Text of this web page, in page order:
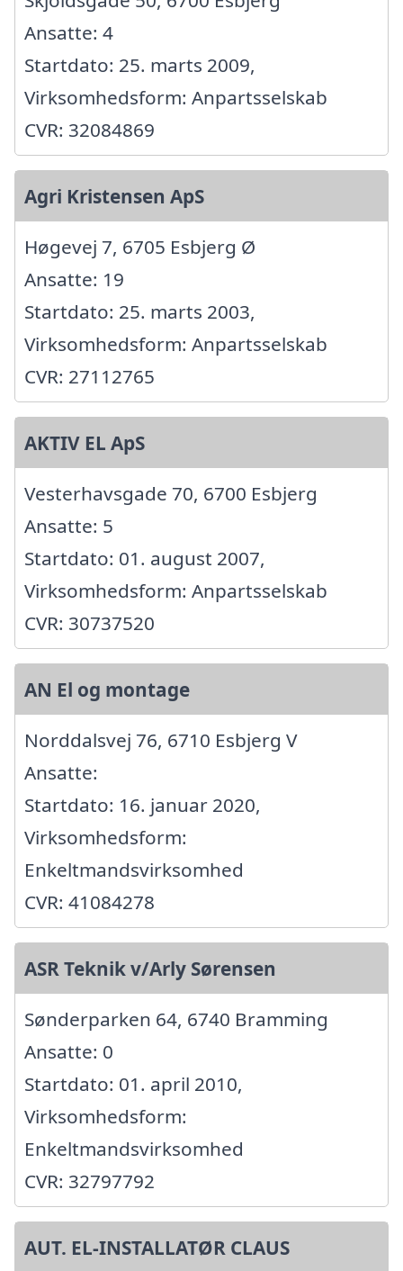
Ansatte: 4
Startdato: 25. marts 2009,
Virksomhedsform: Anpartsselskab
CVR: 32084869
Agri Kristensen ApS
Høgevej 7, 6705 Esbjerg Ø
Ansatte: 19
Startdato: 25. marts 2003,
Virksomhedsform: Anpartsselskab
CVR: 27112765
AKTIV EL ApS
Vesterhavsgade 70, 6700 Esbjerg
Ansatte: 5
Startdato: 01. august 2007,
Virksomhedsform: Anpartsselskab
CVR: 30737520
AN El og montage
Norddalsvej 76, 6710 Esbjerg V
Ansatte:
Startdato: 16. januar 2020,
Virksomhedsform:
Enkeltmandsvirksomhed
CVR: 41084278
ASR Teknik v/Arly Sørensen
Sønderparken 64, 6740 Bramming
Ansatte: 0
Startdato: 01. april 2010,
Virksomhedsform:
Enkeltmandsvirksomhed
CVR: 32797792
AUT. EL-INSTALLATØR CLAUS